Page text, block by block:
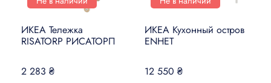
ИКЕА Тележка
RISATORP РИСАТОРП
2 283 ₴
ИКЕА Кухонный остров
ENHET
12 550 ₴